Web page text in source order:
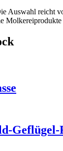
Auswahl reicht
Geflügel-